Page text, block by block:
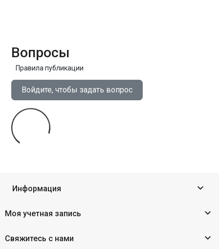
Вопросы
Правила публикации
Войдите, чтобы задать вопрос
Информация 
Моя учетная запись 
Свяжитесь с нами 